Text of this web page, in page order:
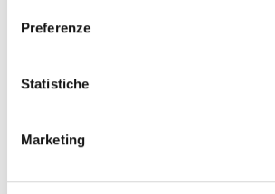
Preferenze
Statistiche
Marketing
Tour Esclusivo - 12,5 mt - 12 pax